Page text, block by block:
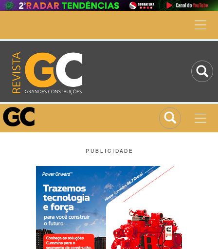
P U B L I C I D A D E